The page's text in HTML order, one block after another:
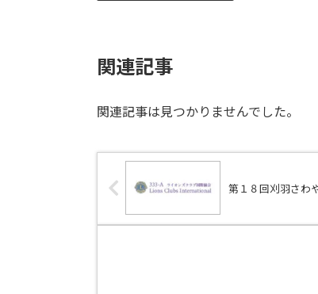
関連記事
関連記事は見つかりませんでした。
第１８回刈羽さわ